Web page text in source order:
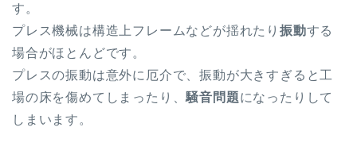
す。
プレス機械は構造上フレームなどが揺れたり 振動する
場合がほとんどです。
プレスの振動は意外に厄介で、振動が大きすぎると工
場の床を傷めてしまったり、騒音問題になったりして
しまいます。